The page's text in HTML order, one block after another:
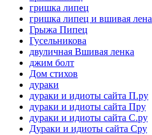
гришка липец
гришка липец и вшивая лена
Грыжа Пипец
Гусельникова
двуличная Вшивая ленка
джим болт
Дом стихов
дураки
дураки и идиоты сайта П.ру
дураки и идиоты сайта Пру
дураки и идиоты сайта С.ру
Дураки и идиоты сайта Сру